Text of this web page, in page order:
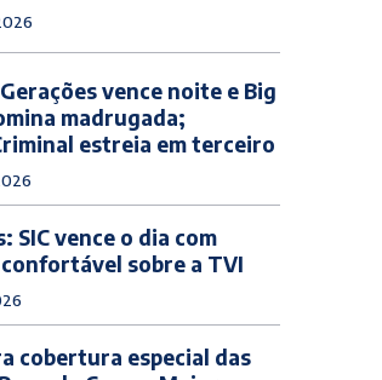
vence noite e Big
madrugada;
estreia em terceiro
SIC vence o dia com
sobre a TVI
cobertura especial das